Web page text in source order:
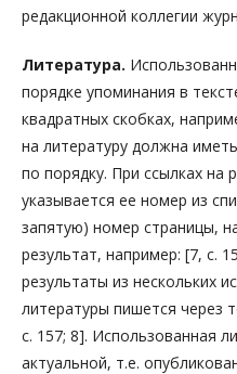
редакционной коллегии
Литература.
порядке упоминания в
квадратных скобках,
на литературу должна
по порядку. При ссылках на
указывается ее номер из
запятую) номер страницы,
результат, например: [7, с.
результаты из нескольких
литературы пишется через
с. 157; 8]. Использованная
актуальной, т.е.